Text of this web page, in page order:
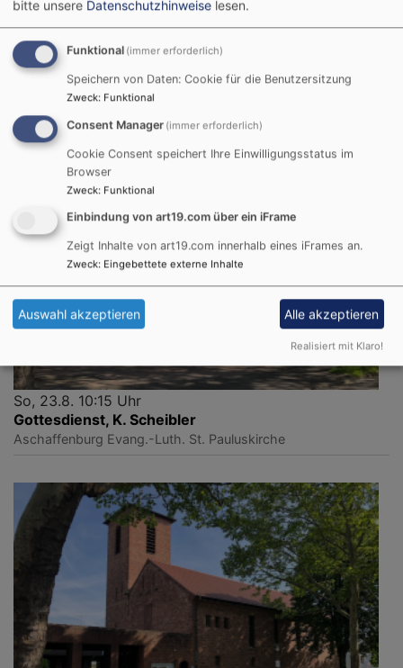
So, 16.8. 10 Uhr
Kein Gottesdienst in St. Paulus, Einladung in die GDe
der Region - siehe QR-Code/Link.
Aschaffenburg Evang.-Luth. St. Pauluskirche
So, 23.8. 10:15 Uhr
Gottesdienst, K. Scheibler
Aschaffenburg Evang.-Luth. St. Pauluskirche
bitte unsere Datenschutzhinweise lesen.
Funktional (immer erforderlich)
Speichern von Daten: Cookie für die Benutzersitzung
Zweck: Funktional
Consent Manager (immer erforderlich)
Cookie Consent speichert Ihre Einwilligungsstatus im
Browser
Zweck: Funktional
Einbindung von art19.com über ein iFrame
Zeigt Inhalte von art19.com innerhalb eines iFrames an.
Zweck: Eingebettete externe Inhalte
Auswahl akzeptieren Alle akzeptieren
Realisiert mit Klaro!